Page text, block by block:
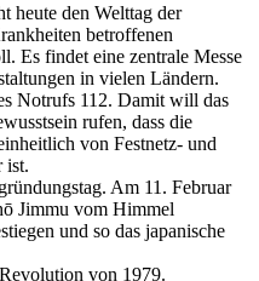
heute den Welttag der
betroffenen
Es findet eine zentrale Messe
in vielen Ländern.
Notrufs 112. Damit will das
rufen, dass die
von Festnetz- und
ist.
Am 11. Februar
Jimmu vom Himmel
und so das japanische
von 1979.